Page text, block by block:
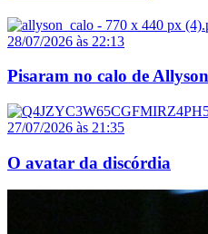
28/07/2026 às 22:13
Pisaram no calo de
27/07/2026 às 21:35
O avatar da discórdia